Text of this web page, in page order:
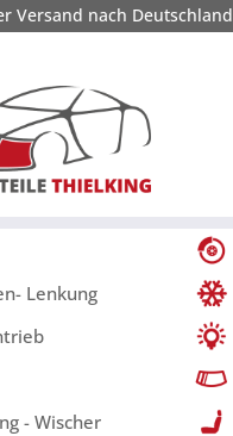
Versand nach Deutschland
Lenkung
- Wischer